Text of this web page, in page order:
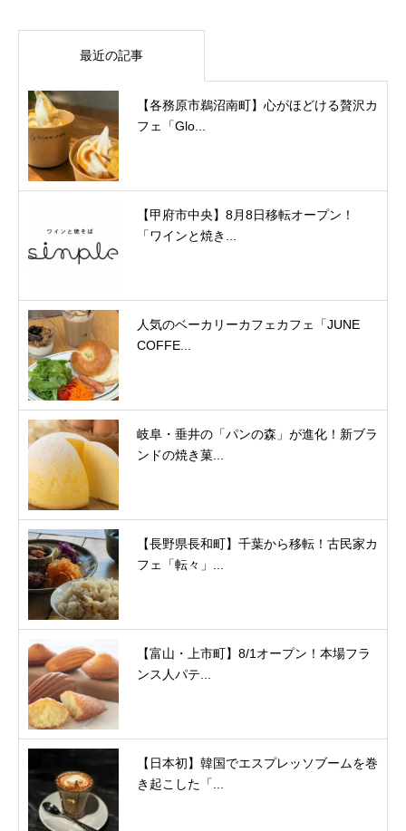
最近の記事
【各務原市鵜沼南町】心がほどける贅沢カ
フェ「Glo...
【甲府市中央】8月8日移転オープン！
「ワインと焼き...
人気のベーカリーカフェカフェ「JUNE
COFFE...
岐阜・垂井の「パンの森」が進化！新ブラ
ンドの焼き菓...
【長野県長和町】千葉から移転！古民家カ
フェ「転々」...
【富山・上市町】8/1オープン！本場フラ
ンス人パテ...
【日本初】韓国でエスプレッソブームを巻
き起こした「...